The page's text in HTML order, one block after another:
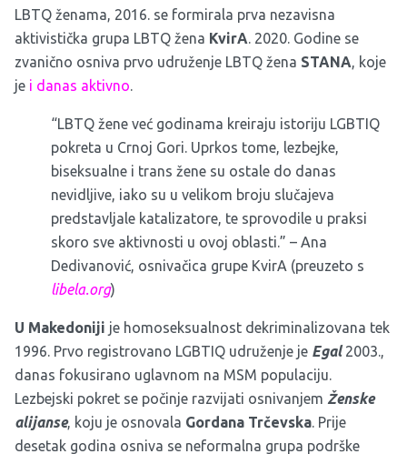
LBTQ ženama, 2016. se formirala prva nezavisna
aktivistička grupa LBTQ žena KvirA. 2020. Godine se
zvanično osniva prvo udruženje LBTQ žena STANA, koje
je i danas aktivno.
“LBTQ žene već godinama kreiraju istoriju LGBTIQ
pokreta u Crnoj Gori. Uprkos tome, lezbejke,
biseksualne i trans žene su ostale do danas
nevidljive, iako su u velikom broju slučajeva
predstavljale katalizatore, te sprovodile u praksi
skoro sve aktivnosti u ovoj oblasti.” – Ana
Dedivanović, osnivačica grupe KvirA (preuzeto s
libela.org)
U Makedoniji je homoseksualnost dekriminalizovana tek
1996. Prvo registrovano LGBTIQ udruženje je Egal2003.,
danas fokusirano uglavnom na MSM populaciju.
Lezbejski pokret se počinje razvijati osnivanjem Ženske
alijanse, koju je osnovala Gordana Trčevska. Prije
desetak godina osniva se neformalna grupa podrške